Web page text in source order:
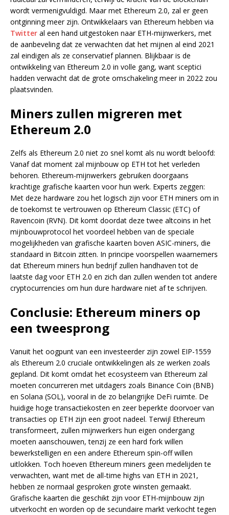
wordt vermenigvuldigd. Maar met Ethereum 2.0, zal er geen
ontginning meer zijn. Ontwikkelaars van Ethereum hebben via
Twitter al een hand uitgestoken naar ETH-mijnwerkers, met
de aanbeveling dat ze verwachten dat het mijnen al eind 2021
zal eindigen als ze conservatief plannen. Blijkbaar is de
ontwikkeling van Ethereum 2.0 in volle gang, want sceptici
hadden verwacht dat de grote omschakeling meer in 2022 zou
plaatsvinden.
Miners zullen migreren met
Ethereum 2.0
Zelfs als Ethereum 2.0 niet zo snel komt als nu wordt beloofd:
Vanaf dat moment zal mijnbouw op ETH tot het verleden
behoren. Ethereum-mijnwerkers gebruiken doorgaans
krachtige grafische kaarten voor hun werk. Experts zeggen:
Met deze hardware zou het logisch zijn voor ETH miners om in
de toekomst te vertrouwen op Ethereum Classic (ETC) of
Ravencoin (RVN). Dit komt doordat deze twee altcoins in het
mijnbouwprotocol het voordeel hebben van de speciale
mogelijkheden van grafische kaarten boven ASIC-miners, die
standaard in Bitcoin zitten. In principe voorspellen waarnemers
dat Ethereum miners hun bedrijf zullen handhaven tot de
laatste dag voor ETH 2.0 en zich dan zullen wenden tot andere
cryptocurrencies om hun dure hardware niet af te schrijven.
Conclusie: Ethereum miners op
een tweesprong
Vanuit het oogpunt van een investeerder zijn zowel EIP-1559
als Ethereum 2.0 cruciale ontwikkelingen als ze werken zoals
gepland. Dit komt omdat het ecosysteem van Ethereum zal
moeten concurreren met uitdagers zoals Binance Coin (BNB)
en Solana (SOL), vooral in de zo belangrijke DeFi ruimte. De
huidige hoge transactiekosten en zeer beperkte doorvoer van
transacties op ETH zijn een groot nadeel. Terwijl Ethereum
transformeert, zullen mijnwerkers hun eigen ondergang
moeten aanschouwen, tenzij ze een hard fork willen
bewerkstelligen en een andere Ethereum spin-off willen
uitlokken. Toch hoeven Ethereum miners geen medelijden te
verwachten, want met de all-time highs van ETH in 2021,
hebben ze normaal gesproken grote winsten gemaakt.
Grafische kaarten die geschikt zijn voor ETH-mijnbouw zijn
uitverkocht en worden op de secundaire markt verkocht tegen